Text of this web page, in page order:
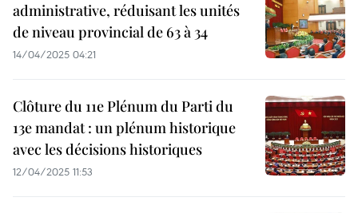
administrative, réduisant les unités
de niveau provincial de 63 à 34
14/04/2025 04:21
Clôture du 11e Plénum du Parti du
13e mandat : un plénum historique
avec les décisions historiques
12/04/2025 11:53